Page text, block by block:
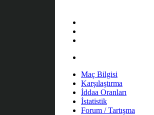
Maç Bilgisi
Karşılaştırma
İddaa Oranları
İstatistik
Forum / Tartışma